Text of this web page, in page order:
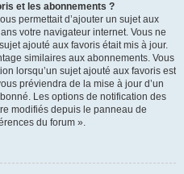
et les abonnements ?
permettait d’ajouter un sujet aux
votre navigateur internet. Vous ne
ajouté aux favoris était mis à jour.
similaires aux abonnements. Vous
lorsqu’un sujet ajouté aux favoris est
préviendra de la mise à jour d’un
Les options de notification des
modifiés depuis le panneau de
du forum ».